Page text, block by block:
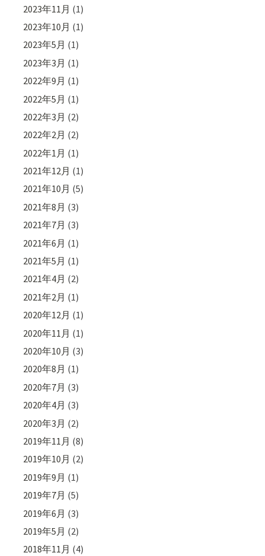
2023年11月 (1)
2023年10月 (1)
2023年5月 (1)
2023年3月 (1)
2022年9月 (1)
2022年5月 (1)
2022年3月 (2)
2022年2月 (2)
2022年1月 (1)
2021年12月 (1)
2021年10月 (5)
2021年8月 (3)
2021年7月 (3)
2021年6月 (1)
2021年5月 (1)
2021年4月 (2)
2021年2月 (1)
2020年12月 (1)
2020年11月 (1)
2020年10月 (3)
2020年8月 (1)
2020年7月 (3)
2020年4月 (3)
2020年3月 (2)
2019年11月 (8)
2019年10月 (2)
2019年9月 (1)
2019年7月 (5)
2019年6月 (3)
2019年5月 (2)
2018年11月 (4)